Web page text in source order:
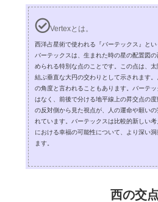
Vertexとは。
西洋占星術で使われる『バーテックス』とい
バーテックスは、生まれた時の星の配置図
められる特別な点のことです。この点は、
結ぶ垂直な大円の交わりとして示されます
の角度と言われることもあります。バーテ
はなく、前後で分ける地平線上の昇交点の
の反対側から見た視点が、人の運命や願い
れています。バーテックスは比較的新しい
における幸福の可能性について、より深い
ます。
西の交点